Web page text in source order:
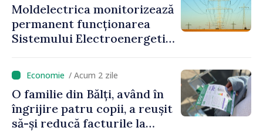
Moldelectrica monitorizează
permanent funcționarea
Sistemului Electroenergetic
deficitului estimat de
energie
/ Acum 2 zile
O familie din Bălți, având în
îngrijire patru copii, a reușit
să-și reducă facturile la